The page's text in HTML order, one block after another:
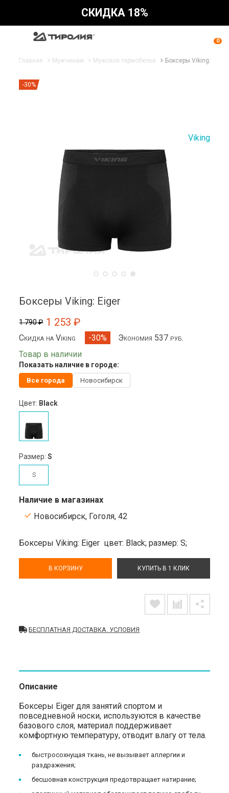
СКИДКА 18%
0
Главная Мужчинам Мужское термобелье Боксеры Viking: Eiger
-30%
Viking
Боксеры Viking: Eiger
1 790 ₽ 1 253 ₽
Скидка на Viking -30%
Экономия 537 руб.
Товар в наличии
Показать наличие в городе:
Все города Новосибирск
Цвет: Black
Размер:S
S
Наличие в магазинах
Новосибирск, Гоголя, 42
Боксеры Viking: Eiger цвет: Black;размер: S;
В КОРЗИНУ КУПИТЬ В 1 КЛИК
БЕСПЛАТНАЯ ДОСТАВКА. УСЛОВИЯ
Описание
Боксеры Eiger для занятий спортом и
повседневной носки, используются в качестве
базового слоя, материал поддерживает
комфортную температуру, отводит влагу от тела.
быстросохнущая ткань, не вызывает аллергии и
раздражения;
бесшовная конструкция предотвращает натирание;